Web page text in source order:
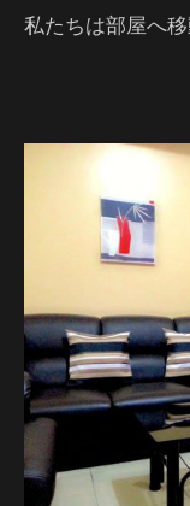
私たちは部屋へ